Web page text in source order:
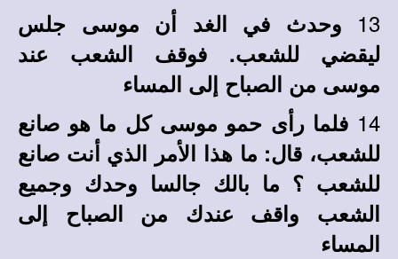
13 وحدث في الغد أن موسى جلس
ليقضي للشعب. فوقف الشعب عند
موسى من الصباح إلى المساء
14 فلما رأى حمو موسى كل ما هو صانع
للشعب، قال: ما هذا الأمر الذي أنت صانع
للشعب ؟ ما بالك جالسا وحدك وجميع
الشعب واقف عندك من الصباح إلى
المساء